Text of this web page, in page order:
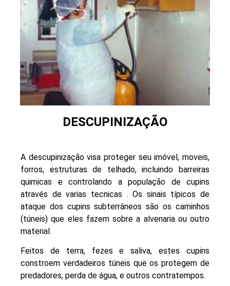
DESCUPINIZAÇÃO
A descupinização visa proteger seu imóvel, moveis,
forros, estruturas de telhado, incluindo barreiras
quimicas e controlando a população de cupins
através de varias tecnicas . Os sinais típicos de
ataque dos cupins subterrâneos são os caminhos
(túneis) que eles fazem sobre a alvenaria ou outro
material.
Feitos de terra, fezes e saliva, estes cupins
constroem verdadeiros túneis que os protegem de
predadores, perda de água, e outros contratempos.